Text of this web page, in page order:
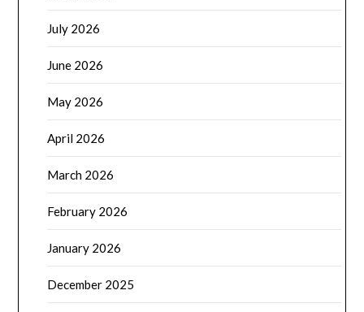
July 2026
June 2026
May 2026
April 2026
March 2026
February 2026
January 2026
December 2025